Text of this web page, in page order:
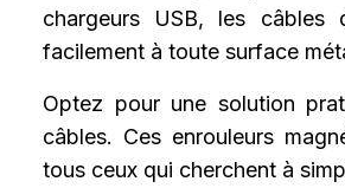
chargeurs USB, les câbles
facilement à toute surface
Optez pour une solution
câbles. Ces enrouleurs
tous ceux qui cherchent à